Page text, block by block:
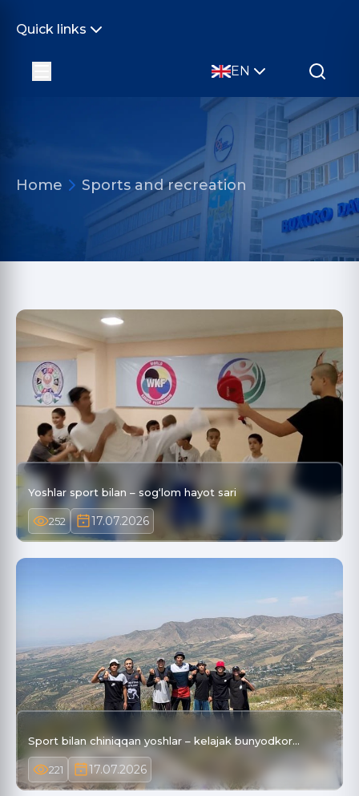
Quick links
EN
Home Sports and recreation
Yoshlar sport bilan – sog‘lom hayot sari
252 17.07.2026
Sport bilan chiniqqan yoshlar – kelajak bunyodkor…
221 17.07.2026